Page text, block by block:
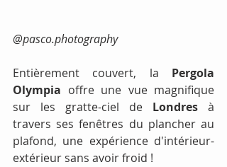
@pasco.photography
Entièrement couvert, la Pergola
Olympia offre une vue magnifique
sur les gratte-ciel de Londres à
travers ses fenêtres du plancher au
plafond, une expérience d'intérieur-
extérieur sans avoir froid !